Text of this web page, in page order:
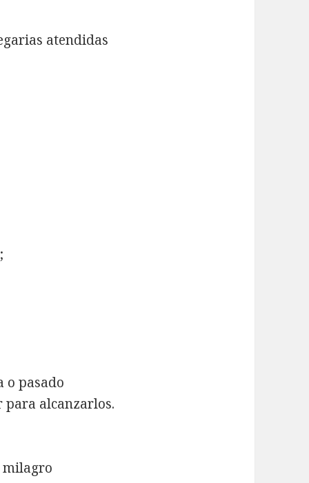
atendidas
o pasado
alcanzarlos.
milagro